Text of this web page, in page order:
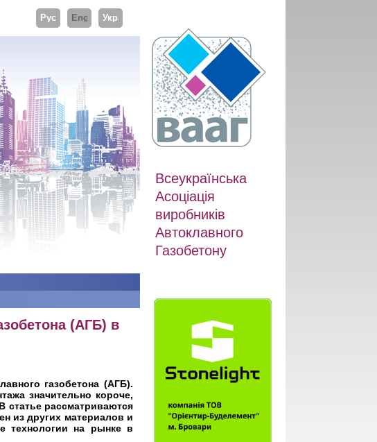
РусскийEnglishУкраїнська
Всеукраїнська
Асоціація
виробників
Автоклавного
Газобетону
(АГБ) в
газобетона (АГБ).
значительно короче,
статье рассматриваются
из других материалов и
технологии на рынке в